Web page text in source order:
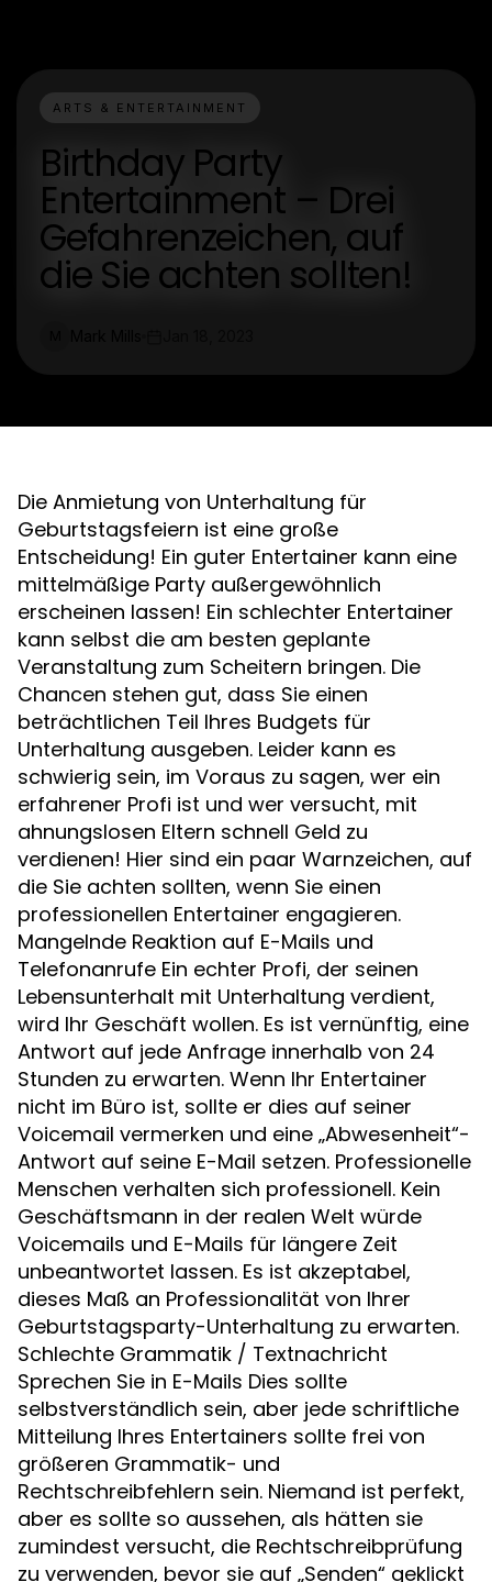
ARTS & ENTERTAINMENT
Birthday Party
Entertainment – Drei
Gefahrenzeichen, auf
die Sie achten sollten!
Die Anmietung von Unterhaltung für
Geburtstagsfeiern ist eine große
Entscheidung! Ein guter Entertainer kann eine
mittelmäßige Party außergewöhnlich
erscheinen lassen! Ein schlechter Entertainer
kann selbst die am besten geplante
Veranstaltung zum Scheitern bringen. Die
Chancen stehen gut, dass Sie einen
beträchtlichen Teil Ihres Budgets für
Unterhaltung ausgeben. Leider kann es
schwierig sein, im Voraus zu sagen, wer ein
erfahrener Profi ist und wer versucht, mit
ahnungslosen Eltern schnell Geld zu
verdienen! Hier sind ein paar Warnzeichen, auf
die Sie achten sollten, wenn Sie einen
professionellen Entertainer engagieren.
Mangelnde Reaktion auf E-Mails und
Telefonanrufe Ein echter Profi, der seinen
Lebensunterhalt mit Unterhaltung verdient,
wird Ihr Geschäft wollen. Es ist vernünftig, eine
Antwort auf jede Anfrage innerhalb von 24
Stunden zu erwarten. Wenn Ihr Entertainer
nicht im Büro ist, sollte er dies auf seiner
Voicemail vermerken und eine „Abwesenheit“-
Antwort auf seine E-Mail setzen. Professionelle
Menschen verhalten sich professionell. Kein
Geschäftsmann in der realen Welt würde
Voicemails und E-Mails für längere Zeit
unbeantwortet lassen. Es ist akzeptabel,
dieses Maß an Professionalität von Ihrer
Geburtstagsparty-Unterhaltung zu erwarten.
Schlechte Grammatik / Textnachricht
Sprechen Sie in E-Mails Dies sollte
selbstverständlich sein, aber jede schriftliche
Mitteilung Ihres Entertainers sollte frei von
größeren Grammatik- und
Rechtschreibfehlern sein. Niemand ist perfekt,
aber es sollte so aussehen, als hätten sie
zumindest versucht, die Rechtschreibprüfung
zu verwenden, bevor sie auf „Senden“ geklickt